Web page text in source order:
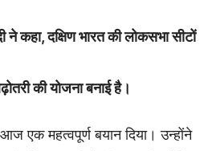
ने कहा, दक्षिण भारत की लोकसभा सीटों
की योजना बनाई है।
एक महत्वपूर्ण बयान दिया। उन्होंने